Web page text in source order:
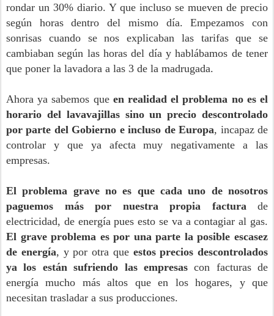
rondar un 30% diario. Y que incluso se mueven de precio
según horas dentro del mismo día. Empezamos con
sonrisas cuando se nos explicaban las tarifas que se
cambiaban según las horas del día y hablábamos de tener
que poner la lavadora a las 3 de la madrugada.
Ahora ya sabemos que en realidad el problema no es el
horario del lavavajillas sino un precio descontrolado
por parte del Gobierno e incluso de Europa, incapaz de
controlar y que ya afecta muy negativamente a las
empresas.
El problema grave no es que cada uno de nosotros
paguemos más por nuestra propia factura de
electricidad, de energía pues esto se va a contagiar al gas.
El grave problema es por una parte la posible escasez
de energía, y por otra que estos precios descontrolados
ya los están sufriendo las empresascon facturas de
energía mucho más altos que en los hogares, y que
necesitan trasladar a sus producciones.